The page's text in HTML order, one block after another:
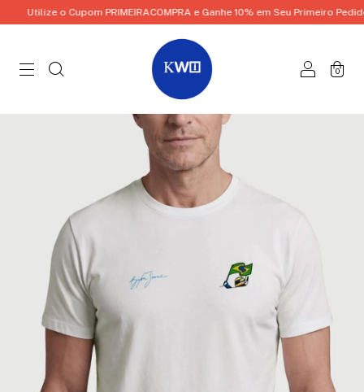
Utilize o Cupom PRIMEIRACOMPRA e Ganhe 10% em Seu Primeiro Pedido!
0